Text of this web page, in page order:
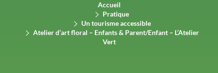
Accueil
Pratique
Un tourisme accessible
Atelier d’art floral – Enfants & Parent/Enfant – L’Atelier
Vert